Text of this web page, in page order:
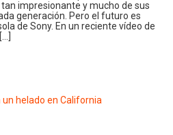
impresionante y mucho de sus
generación. Pero el futuro es
de Sony. En un reciente vídeo de